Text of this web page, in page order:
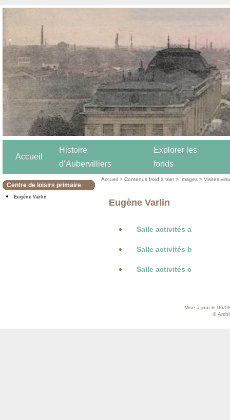
Accueil
Histoire
d’Aubervilliers
Explorer les
fonds
Centre de loisirs primaire
Eugène Varlin
Accueil >Contenus froid à trier > Images >Visites
Eugène Varlin
Salle activités a
Salle activités b
Salle activités c
Mise à jour le 06/
©